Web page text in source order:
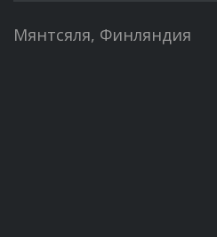
Мянтсяля, Финляндия